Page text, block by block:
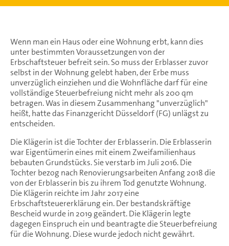
Wenn man ein Haus oder eine Wohnung erbt, kann dies
unter bestimmten Voraussetzungen von der
Erbschaftsteuer befreit sein. So muss der Erblasser zuvor
selbst in der Wohnung gelebt haben, der Erbe muss
unverzüglich einziehen und die Wohnfläche darf für eine
vollständige Steuerbefreiung nicht mehr als 200 qm
betragen. Was in diesem Zusammenhang "unverzüglich"
heißt, hatte das Finanzgericht Düsseldorf (FG) unlägst zu
entscheiden.
Die Klägerin ist die Tochter der Erblasserin. Die Erblasserin
war Eigentümerin eines mit einem Zweifamilienhaus
bebauten Grundstücks. Sie verstarb im Juli 2016. Die
Tochter bezog nach Renovierungsarbeiten Anfang 2018 die
von der Erblasserin bis zu ihrem Tod genutzte Wohnung.
Die Klägerin reichte im Jahr 2017 eine
Erbschaftsteuererklärung ein. Der bestandskräftige
Bescheid wurde in 2019 geändert. Die Klägerin legte
dagegen Einspruch ein und beantragte die Steuerbefreiung
für die Wohnung. Diese wurde jedoch nicht gewährt.